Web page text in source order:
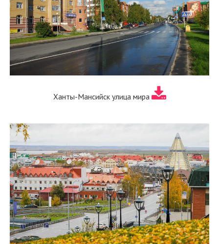
Ханты-Мансийск улица мира